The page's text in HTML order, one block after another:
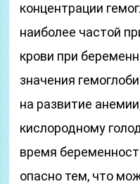
концентрации
наиболее частой
крови при
значения
на развитие
кислородному
время
опасно тем, что